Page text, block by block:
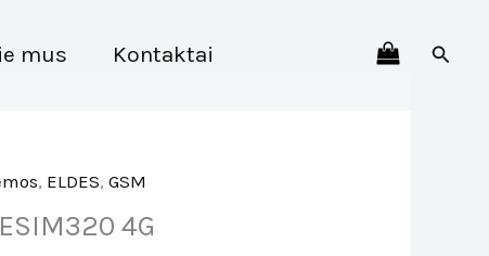
mus Kontaktai
, ELDES, GSM
4G